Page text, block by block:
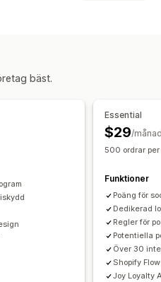
Fri frakt
på hela varukorgen
Banners
rabatter
Spårning
bäst.
Essential
$29/
500 ordrar per
Funktioner
Poäng för
Dedikerad
Regler för
Potentiella
Över 30
Shopify
Joy Loyalty